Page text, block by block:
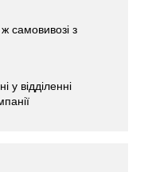
самовивозі з
у відділенні